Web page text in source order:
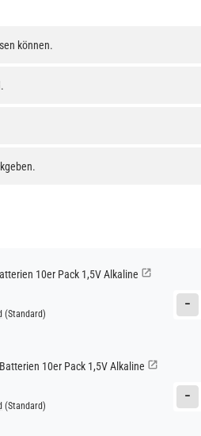
können.
10er Pack 1,5V Alkaline
(Standard)
−
10er Pack 1,5V Alkaline
(Standard)
−